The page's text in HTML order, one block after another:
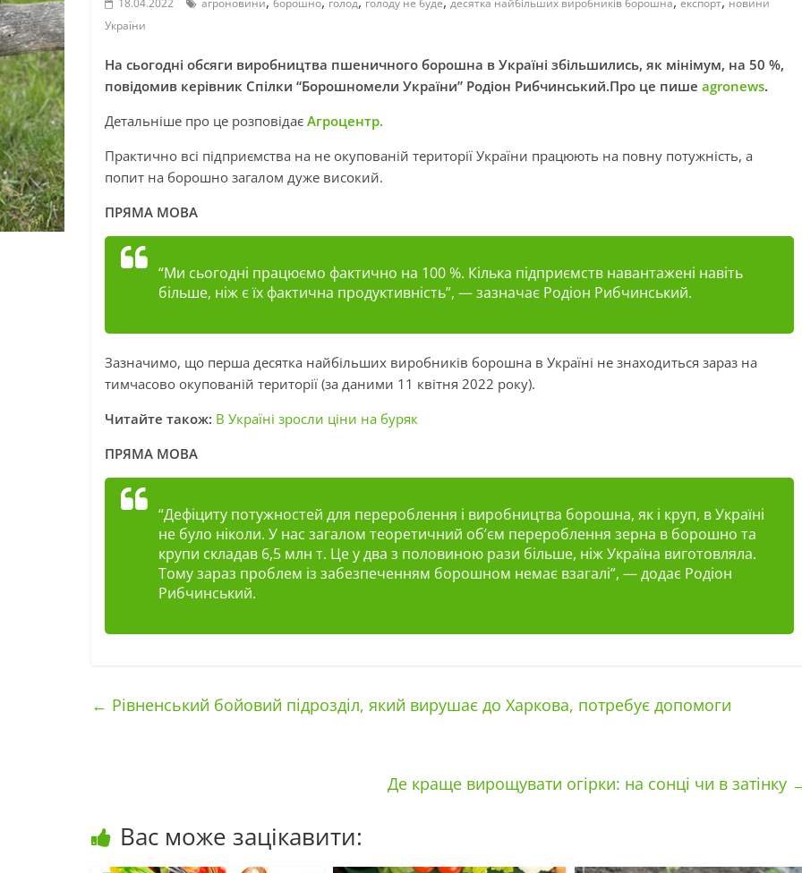
18.04.2022 агроновини борошно голод голоду не буде десятка найбільших виробників борошна експорт новини
України
На сьогодні обсяги виробництва пшеничного борошна в Україні збільшились, як мінімум, на 50 %,
повідомив керівник Спілки “Борошномели України” Родіон Рибчинський.Про це пише agronews.
Детальніше про це розповідає Агроцентр.
Практично всі підприємства на не окупованій території України працюють на повну потужність, а
попит на борошно загалом дуже високий.
ПРЯМА МОВА
“Ми сьогодні працюємо фактично на 100 %. Кілька підприємств навантажені навіть
більше, ніж є їх фактична продуктивність”, — зазначає Родіон Рибчинський.
Зазначимо, що перша десятка найбільших виробників борошна в Україні не знаходиться зараз на
тимчасово окупованій території (за даними 11 квітня 2022 року).
Читайте також: В Україні зросли ціни на буряк
ПРЯМА МОВА
“Дефіциту потужностей для перероблення і виробництва борошна, як і круп, в Україні
не було ніколи. У нас загалом теоретичний об’єм перероблення зерна в борошно та
крупи складав 6,5 млн т. Це у два з половиною рази більше, ніж Україна виготовляла.
Тому зараз проблем із забезпеченням борошном немає взагалі”, — додає Родіон
Рибчинський.
← Рівненський бойовий підрозділ, який вирушає до Харкова, потребує допомоги
Де краще вирощувати огірки: на сонці чи в затінку
Вас може зацікавити: